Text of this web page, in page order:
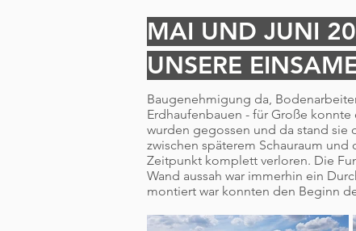
MAI UND JUNI
UNSERE
Baugenehmigung da,
Erdhaufenbauen - für Große
wurden gegossen und da stand sie
zwischen späterem Schauraum
Zeitpunkt komplett verloren. Die
Wand aussah war immerhin ein
montiert war konnten den Beginn